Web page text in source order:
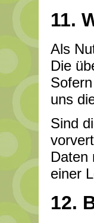
11.
Als
Die
uns
Sind
Daten
einer
12.